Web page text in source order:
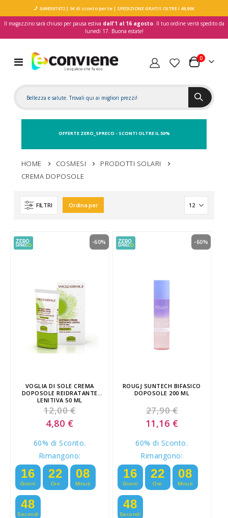
0498597472| 5€ di sconto per te| SPEDIZIONE GRATIS OLTRE I 49,90€
Il magazzino sarà chiuso per pausa estiva dall'1 al 16 agosto. Il tuo ordine verrà spedito da
lunedì 17. Buona estate!
Toggle
Nav
Carrello
0elementi
OFFERTE ZERO_SPRECO - SCONTI OLTRE IL 50%
HOME COSMESI
PRODOTTI SOLARI
CREMA DOPOSOLE
FILTRI Ordina per
VOGLIA DI SOLE CREMA
DOPOSOLE REIDRATANTE
LENITIVA 50 ML
12,00 €
-60%
Special
Price
4,80 €
60% di Sconto.
Rimangono:
16
Giorni
22
Ore
08
Minuti
47
Secondi
ROUGJ SUNTECH BIFASICO
DOPOSOLE 200 ML
27,90 €
-60%
Special
Price
11,16 €
60% di Sconto.
Rimangono:
16
Giorni
22
Ore
08
Minuti
47
Secondi